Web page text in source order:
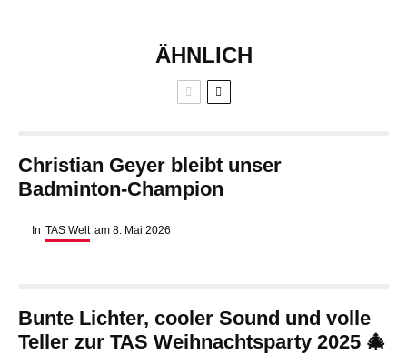
ÄHNLICH
Christian Geyer bleibt unser
Badminton-Champion
In TAS Welt am 8. Mai 2026
Bunte Lichter, cooler Sound und volle
Teller zur TAS Weihnachtsparty 2025 🎄